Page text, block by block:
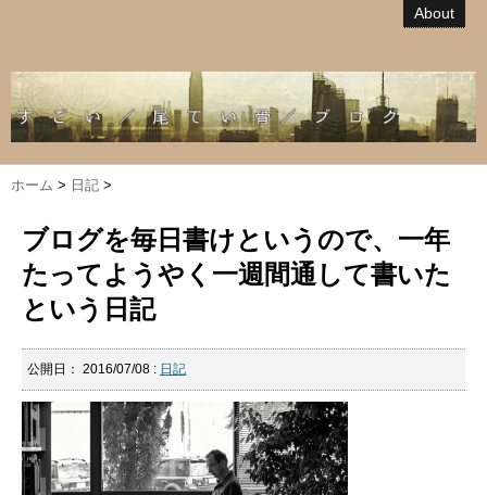
About
ホーム > 日記 >
ブログを毎日書けというので、一年
たってようやく一週間通して書いた
という日記
公開日： 2016/07/08 : 日記